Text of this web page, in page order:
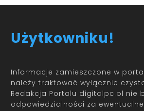
Użytkowniku!
Informacje zamieszczone w
należy traktować wyłącznie
Redakcja Portalu digitalpc.pl nie
odpowiedzialności za